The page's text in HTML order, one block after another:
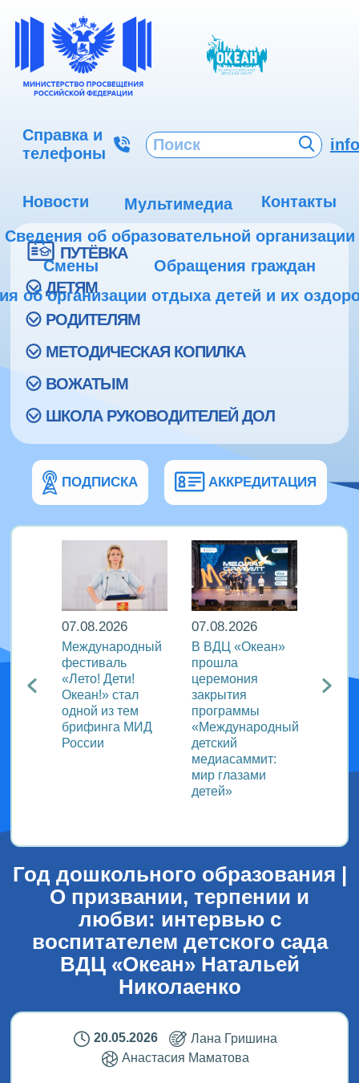
Справка и
телефоны
Новости Мультимедиа
Контакты
Сведения об образовательной организации
Смены
Обращения граждан
об организации отдыха детей и их
ПУТЁВКА
ДЕТЯМ
РОДИТЕЛЯМ
МЕТОДИЧЕСКАЯ КОПИЛКА
ВОЖАТЫМ
ШКОЛА РУКОВОДИТЕЛЕЙ ДОЛ
ПОДПИСКА АККРЕДИТАЦИЯ
07.08.2026
Международный
фестиваль
«Лето! Дети!
Океан!» стал
одной из тем
брифинга МИД
России
07.08.2026
В ВДЦ «Океан»
прошла
церемония
закрытия
программы
«Международный
детский
медиасаммит:
мир глазами
детей»
VIII
Год дошкольного образования |
О призвании, терпении и
любви: интервью с
воспитателем детского сада
ВДЦ «Океан» Натальей
Николаенко
20.05.2026
Лана Гришина
Анастасия Маматова